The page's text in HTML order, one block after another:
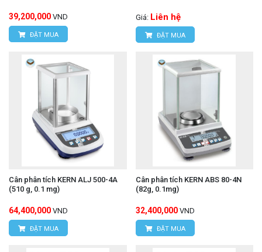
39,200,000 VND
ĐẶT MUA
Giá: Liên hệ
ĐẶT MUA
Cân phân tích KERN ALJ 500-4A
(510 g, 0.1 mg)
64,400,000 VND
ĐẶT MUA
Cân phân tích KERN ABS 80-4N
(82g, 0.1mg)
32,400,000 VND
ĐẶT MUA